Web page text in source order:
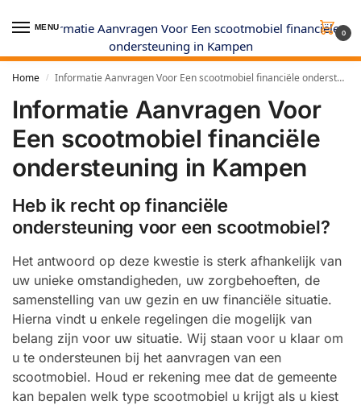
MENU
0
Home / Informatie Aanvragen Voor Een scootmobiel financiële ondersteuning in Kampen
Informatie Aanvragen Voor
Een scootmobiel financiële
ondersteuning in Kampen
Heb ik recht op financiële
ondersteuning voor een scootmobiel?
Het antwoord op deze kwestie is sterk afhankelijk van
uw unieke omstandigheden, uw zorgbehoeften, de
samenstelling van uw gezin en uw financiële situatie.
Hierna vindt u enkele regelingen die mogelijk van
belang zijn voor uw situatie. Wij staan voor u klaar om
u te ondersteunen bij het aanvragen van een
scootmobiel. Houd er rekening mee dat de gemeente
kan bepalen welk type scootmobiel u krijgt als u kiest